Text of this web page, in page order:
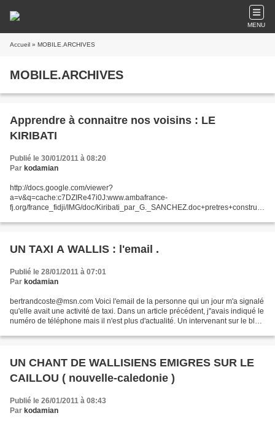
MENU
Accueil » MOBILE.ARCHIVES
MOBILE.ARCHIVES
Apprendre à connaitre nos voisins : LE
KIRIBATI
Publié le 30/01/2011 à 08:20
Par kodamian
http://docs.google.com/viewer?
a=v&q=cache:c7DZIRe47i0J:www.ambafrance-
fj.org/france_fidji/IMG/doc/Kiribati_par_G._SANCHEZ.doc+pretres+constructi
wLiHIrBe4q8aODwRTcKN1ztqhUp9nH7lq5Cb1GDXP_ledlodxaoe0_L8-
vE7vmE6FBjOGdW8H_A2GjB&sig=AHIEtbQ760bx8VygfthZ9lfzQsFbKEfkTg
UN TAXI A WALLIS : l'email .
Publié le 28/01/2011 à 07:01
Par kodamian
bertrandcoste@msn.com Voici l'email de la personne qui un jour m'a signalé
qu'elle avait une activité de taxi. Dans un article précédent, j''avais indiqué le
numéro de téléphone mais il n'est plus d'actualité. Un intervenant sur le blog
UN CHANT DE WALLISIENS EMIGRES SUR LE
CAILLOU ( nouvelle-caledonie )
Publié le 26/01/2011 à 08:43
Par kodamian